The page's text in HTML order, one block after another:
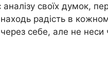
своїх думок,
радість в
себе, але не